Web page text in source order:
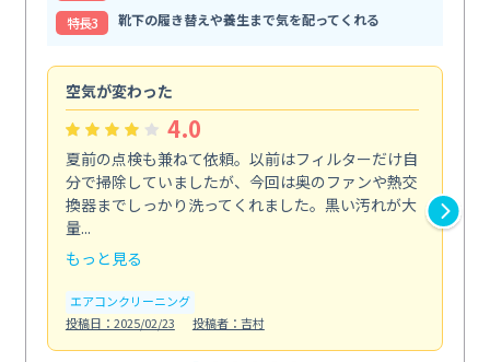
特⻑3
靴下の履き替えや養生まで気を配ってくれる
空気が変わった
4.0
夏前の点検も兼ねて依頼。以前はフィルターだけ自
分で掃除していましたが、今回は奥のファンや熱交
換器までしっかり洗ってくれました。黒い汚れが大
量...
もっと見る
エアコンクリーニング
投稿日：2025/02/23
投稿者：吉村